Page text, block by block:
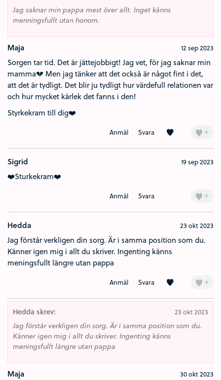
Jag saknar min pappa mest över allt. Inget känns
menningsfullt utan honom.
Maja 12 sep 2023
Sorgen tar tid. Det är jättejobbigt! Jag vet, för jag saknar min
mamma💔 Men jag tänker att det också är något fint i det,
att det är tydligt. Det blir ju tydligt hur värdefull relationen var
och hur mycket kärlek det fanns i den!
Styrkekram till dig❤️
Anmäl Svara Kärlek (3) +
Sigrid 19 sep 2023
❤️Sturkekram❤️
Anmäl Svara +
Hedda 23 okt 2023
Jag förstår verkligen din sorg. Är i samma position som du.
Känner igen mig i allt du skriver. Ingenting känns
meningsfullt längre utan pappa
Anmäl Svara Kärlek (3) +
Hedda skrev: 23 okt 2023
Jag förstår verkligen din sorg. Är i samma position som du.
Känner igen mig i allt du skriver. Ingenting känns
meningsfullt längre utan pappa
Maja 30 okt 2023